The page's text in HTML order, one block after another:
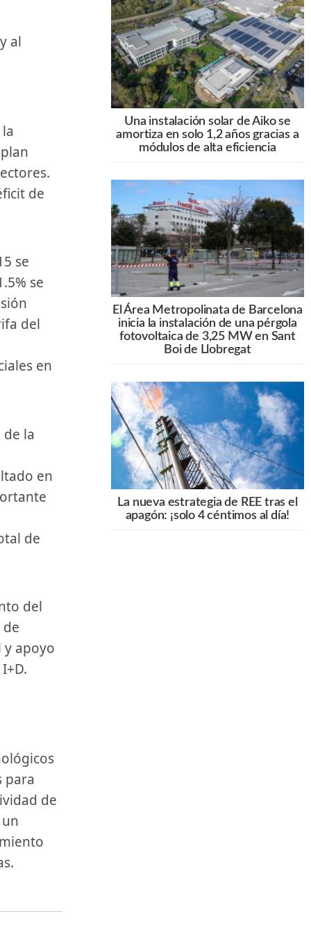
de⁢
se
del
en
en
de
apoyo
para
de
Una instalación solar de Aiko se
amortiza en solo 1,2 años gracias a
módulos de alta eficiencia
El Área Metropolinata de Barcelona
inicia la instalación de una pérgola
fotovoltaica de 3,25 MW en Sant
Boi de Llobregat
La nueva estrategia de REE tras el
apagón: ¡solo 4 céntimos al día!